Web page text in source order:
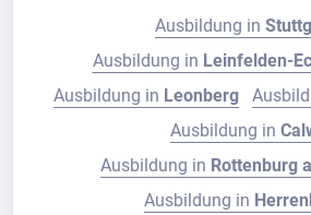
Ausbildung in
Ausbildung in Leinfelden-
Ausbildung in Leonberg
Ausbildung in
Ausbildung in Rottenburg
Ausbildung in